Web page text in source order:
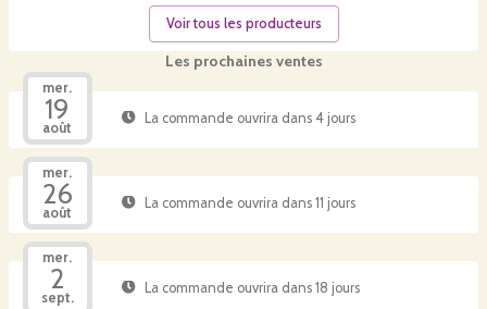
Les prochaines ventes
mer.
19
août
La commande ouvrira dans 4 jours
mer.
26
août
La commande ouvrira dans 11 jours
mer.
2
sept.
La commande ouvrira dans 18 jours
Voir tous les producteurs